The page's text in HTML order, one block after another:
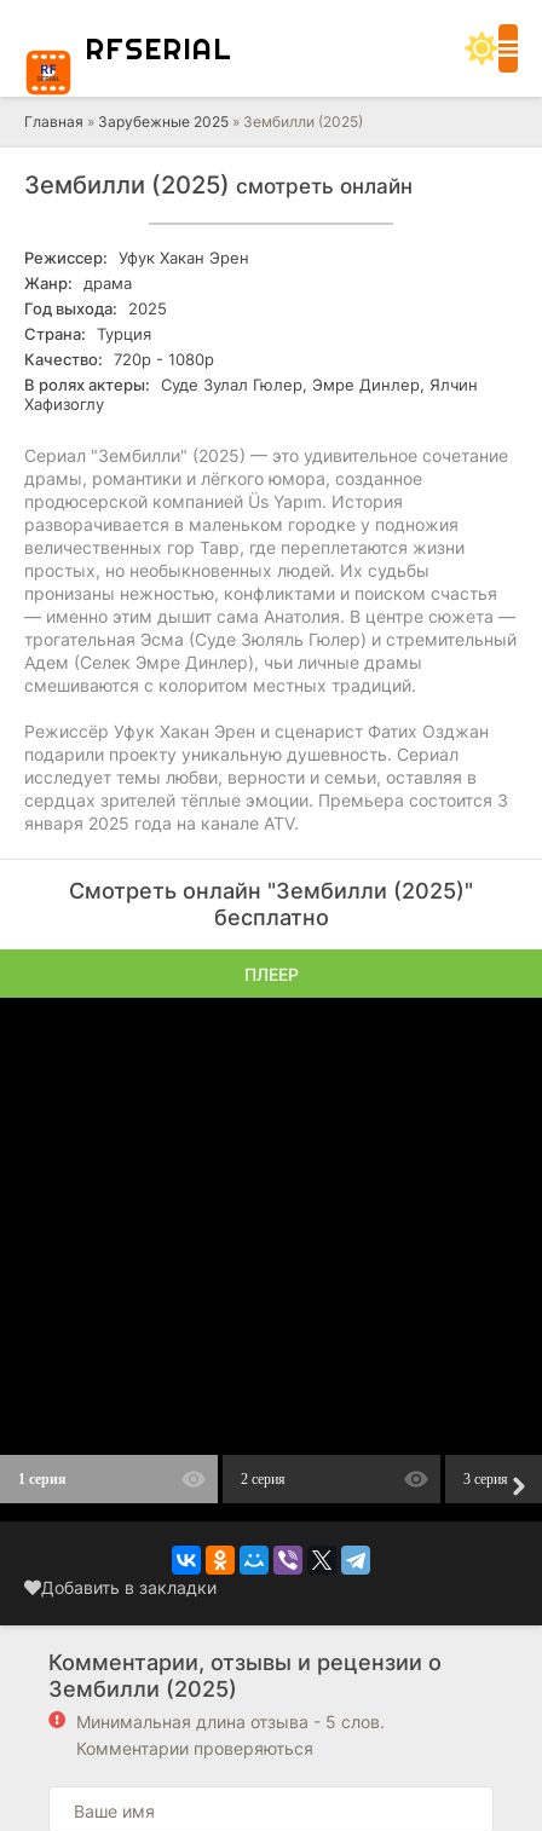
RFSERIAL
Главная » Зарубежные 2025 » Зембилли (2025)
Зембилли (2025) смотреть онлайн
Режиссер:
Уфук Хакан Эрен
Жанр:
драма
Год выхода:
2025
Страна:
Турция
Качество:
720р - 1080р
В ролях актеры:
Суде Зулал Гюлер, Эмре Динлер, Ялчин
Хафизоглу
Сериал "Зембилли" (2025) — это удивительное сочетание
драмы, романтики и лёгкого юмора, созданное
продюсерской компанией Üs Yapım. История
разворачивается в маленьком городке у подножия
величественных гор Тавр, где переплетаются жизни
простых, но необыкновенных людей. Их судьбы
пронизаны нежностью, конфликтами и поиском счастья
— именно этим дышит сама Анатолия. В центре сюжета —
трогательная Эсма (Суде Зюляль Гюлер) и стремительный
Адем (Селек Эмре Динлер), чьи личные драмы
смешиваются с колоритом местных традиций.
Режиссёр Уфук Хакан Эрен и сценарист Фатих Озджан
подарили проекту уникальную душевность. Сериал
исследует темы любви, верности и семьи, оставляя в
сердцах зрителей тёплые эмоции. Премьера состоится 3
января 2025 года на канале ATV.
Смотреть онлайн "Зембилли (2025)"
бесплатно
ПЛЕЕР
1 серия 2 серия 3 серия
Добавить в закладки
Комментарии, отзывы и рецензии о
Зембилли (2025)
Минимальная длина отзыва - 5 слов.
Комментарии проверяються